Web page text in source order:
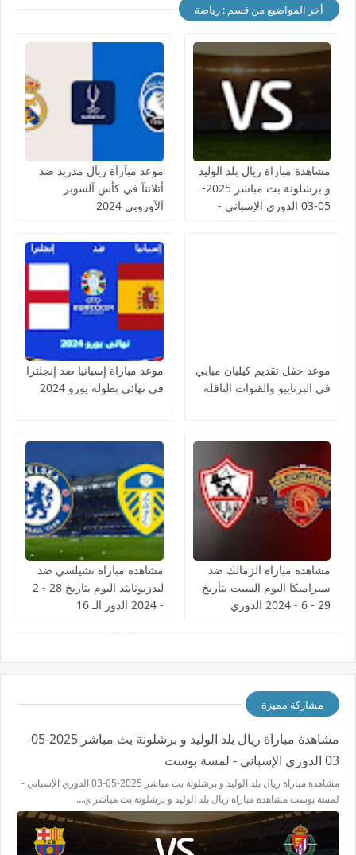
أخر المواضيع من قسم : رياضة
مشاهدة مباراة ريال بلد الوليد
و برشلونة بث مباشر 2025-
05-03 الدوري الإسباني -
موعد مبآرآة ريآل مدريد ضد
أتلانتآ في كأس آلسوبر
آلآوروبي 2024
موعد حفل تقديم كيليان مبابي
في البرنابيو والقنوات الناقلة
موعد مباراة إسبانيا ضد إنجلترا
فى نهائي بطولة يورو 2024
مشاهدة مباراة الزمالك ضد
سيراميكا اليوم السبت بتأريخ
29 - 6 - 2024 الدوري
مشاهدة مباراة تشيلسي ضد
ليدزيونايتد اليوم بتاريخ 28 - 2
- 2024 الدور الـ 16
مشاركة مميزة
مشاهدة مباراة ريال بلد الوليد و برشلونة بث مباشر 2025-05-
03 الدوري الإسباني - لمسة بوست
مشاهدة مباراة ريال بلد الوليد و برشلونة بث مباشر 2025-05-03 الدوري الإسباني -
لمسة بوست مشاهدة مباراة ريال بلد الوليد و برشلونة بث مباشر ي…